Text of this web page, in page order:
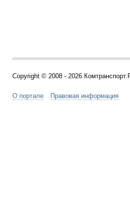
Copyright © 2008 - 2026
О портале Правовая информация